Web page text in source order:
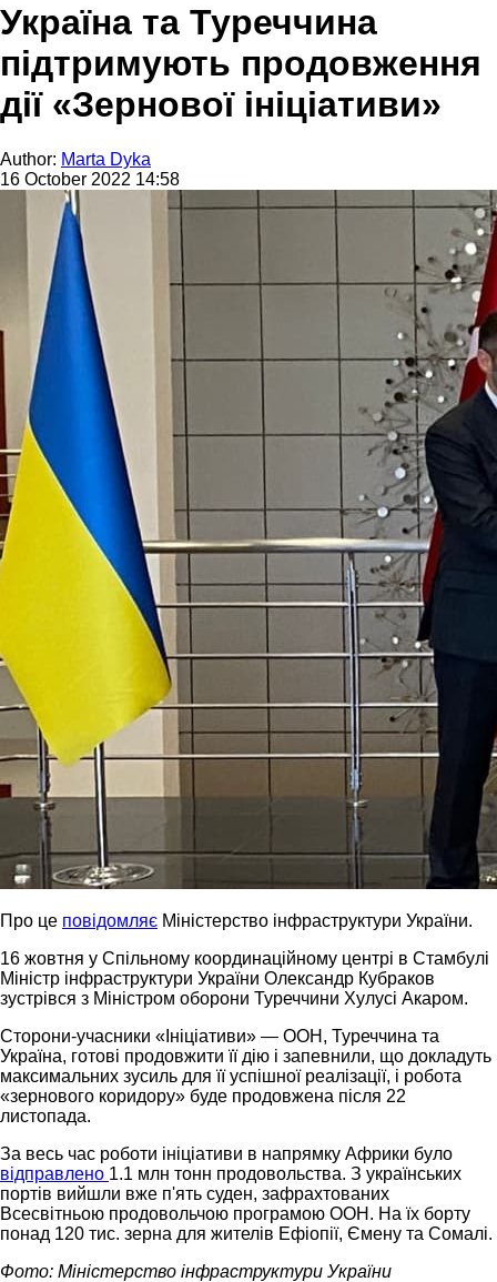
Україна та Туреччина
підтримують продовження
дії «Зернової ініціативи»
Author: Marta Dyka
16 October 2022 14:58
Про це повідомляє Міністерство інфраструктури України.
16 жовтня у Спільному координаційному центрі в Стамбулі
Міністр інфраструктури України Олександр Кубраков
зустрівся з Міністром оборони Туреччини Хулусі Акаром.
Сторони-учасники «Ініціативи» — ООН, Туреччина та
Україна, готові продовжити її дію і запевнили, що докладуть
максимальних зусиль для її успішної реалізації, і робота
«зернового коридору» буде продовжена після 22
листопада.
За весь час роботи ініціативи в напрямку Африки було
відправлено 1.1 млн тонн продовольства. З українських
портів вийшли вже п'ять суден, зафрахтованих
Всесвітньою продовольчою програмою ООН. На їх борту
понад 120 тис. зерна для жителів Ефіопії, Ємену та Сомалі.
Фото: Міністерство інфраструктури України